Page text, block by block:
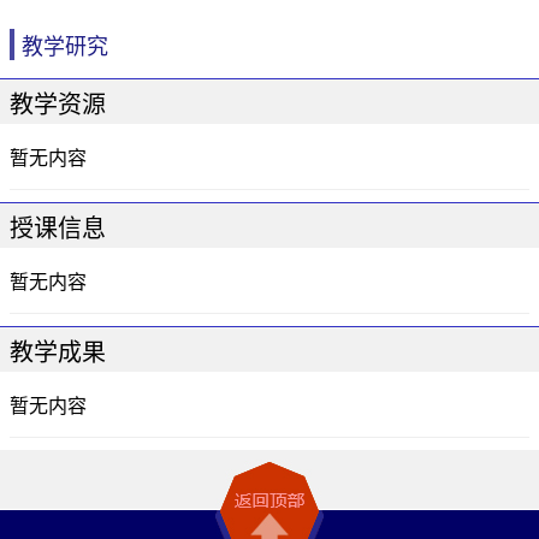
教学研究
教学资源
暂无内容
授课信息
暂无内容
教学成果
暂无内容